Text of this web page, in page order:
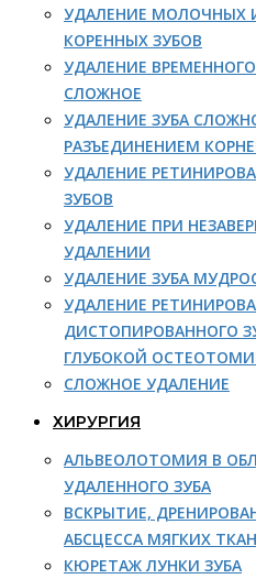
УДАЛЕНИЕ МОЛОЧНЫХ
КОРЕННЫХ ЗУБОВ
УДАЛЕНИЕ
СЛОЖНОЕ
УДАЛЕНИЕ ЗУБА
РАЗЪЕДИНЕНИЕМ
УДАЛЕНИЕ
ЗУБОВ
УДАЛЕНИЕ ПРИ
УДАЛЕНИИ
УДАЛЕНИЕ ЗУБА
УДАЛЕНИЕ
ДИСТОПИРОВАННОГО
ГЛУБОКОЙ
СЛОЖНОЕ УДАЛЕНИЕ
ХИРУРГИЯ
АЛЬВЕОЛОТОМИЯ В
УДАЛЕННОГО ЗУБА
ВСКРЫТИЕ,
АБСЦЕССА МЯГКИХ
КЮРЕТАЖ ЛУНКИ ЗУБА